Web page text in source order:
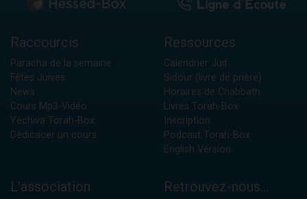
Raccourcis
Paracha de la semaine
Fêtes Juives
News
Cours Mp3-Vidéo
Yéchiva Torah-Box
Dédicacer un cours
Ressources
Calendrier Juif
Sidour (livre de prière)
Horaires de Chabbath
Livres Torah-Box
Inscription
Podcast Torah-Box
English Version
L'association Retrouvez-nous...